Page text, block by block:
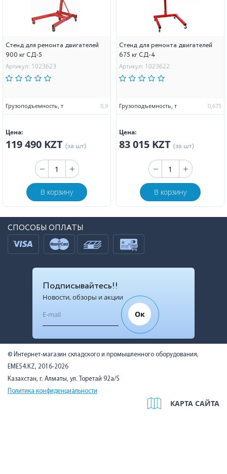
Стенд для ремонта двигателей
900 кг СД-5
Артикул: 1023623
Грузоподъемность, т 0,9
Цена:
119 490 KZT (за шт)
В корзину
Стенд для ремонта двигателей
675 кг СД-4
Артикул: 1023622
Грузоподъемность, т 0,675
Цена:
83 015 KZT (за шт)
В корзину
СПОСОБЫ ОПЛАТЫ
Подписывайтесь!!
Новости, обзоры и акции
Ок
© Интернет-магазин складского и промышленного оборудования,
EME54.KZ, 2016-2026
Казахстан, г. Алматы, ул. Торетай 92а/5
Политика конфиденциальности
КАРТА САЙТА